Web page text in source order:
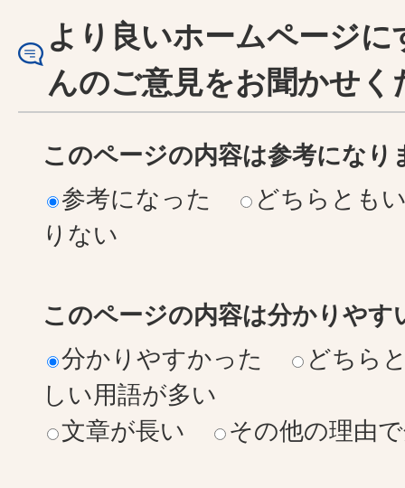
より良いホームページ
んのご意見をお聞かせく
このページの内容は参考になり
参考になった
どちらとも
りない
このページの内容は分かりやす
分かりやすかった
どちら
しい用語が多い
文章が長い
その他の理由